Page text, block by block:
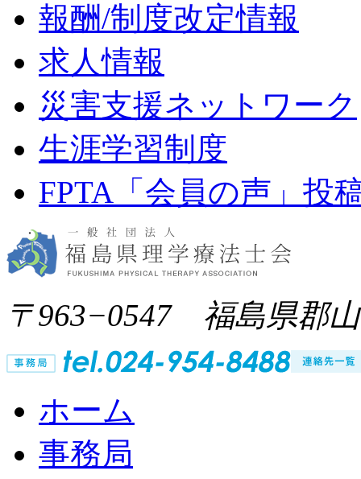
報酬/制度改定情報
求人情報
災害支援ネットワーク
生涯学習制度
FPTA「会員の声」投
〒963−0547 福島県郡
ホーム
事務局